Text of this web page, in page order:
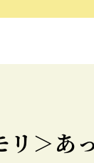
リ＞あ